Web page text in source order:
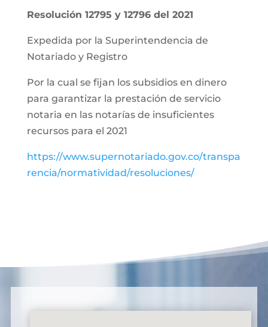
Resolución 12795 y 12796 del 2021
Expedida por la Superintendencia de
Notariado y Registro
Por la cual se fijan los subsidios en dinero
para garantizar la prestación de servicio
notaria en las notarías de insuficientes
recursos para el 2021
https://www.supernotariado.gov.co/transpa
rencia/normatividad/resoluciones/